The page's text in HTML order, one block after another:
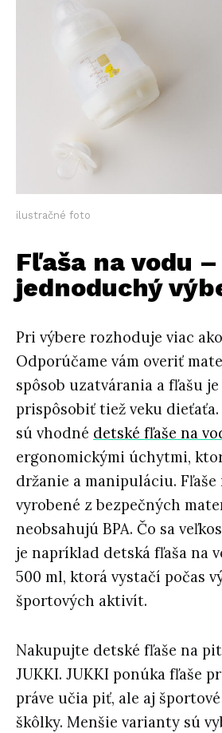
ilustračné foto
Fľaša na vodu
jednoduchý
Pri výbere rozhoduje viac
Odporúčame vám overiť
spôsob uzatvárania a fľašu
prispôsobiť tiež veku
sú vhodné detské fľaše na
ergonomickými úchytmi,
držanie a manipuláciu. Fľaše
vyrobené z bezpečných
neobsahujú BPA. Čo sa
je napríklad detská fľaša na
500 ml, ktorá vystačí počas
športových aktivít.
Nakupujte detské fľaše na
JUKKI. JUKKI ponúka fľaše
práve učia piť, ale aj
škôlky. Menšie varianty sú